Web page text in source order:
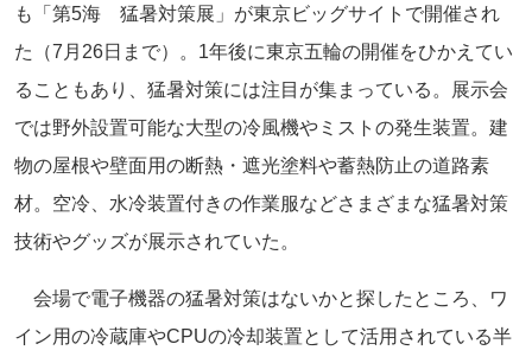
も「第5海 猛暑対策展」が東京ビッグサイトで開催され
た（7月26日まで）。1年後に東京五輪の開催をひかえてい
ることもあり、猛暑対策には注目が集まっている。展示会
では野外設置可能な大型の冷風機やミストの発生装置。建
物の屋根や壁面用の断熱・遮光塗料や蓄熱防止の道路素
材。空冷、水冷装置付きの作業服などさまざまな猛暑対策
技術やグッズが展示されていた。
会場で電子機器の猛暑対策はないかと探したところ、ワ
イン用の冷蔵庫やCPUの冷却装置として活用されている半